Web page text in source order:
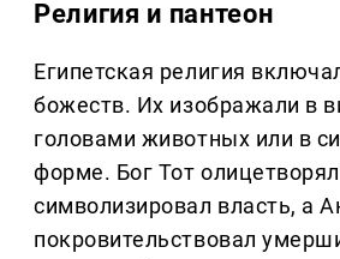
Религия и пантеон
Египетская религия
божеств. Их изображали в
головами животных или в
форме. Бог Тот
символизировал власть, а
покровительствовал